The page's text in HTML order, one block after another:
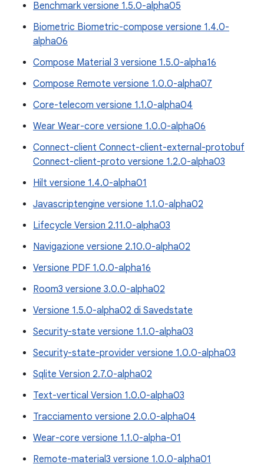
Benchmark versione 1.5.0-alpha05
Biometric Biometric-compose versione 1.4.0-
alpha06
Compose Material 3 versione 1.5.0-alpha16
Compose Remote versione 1.0.0-alpha07
Core-telecom versione 1.1.0-alpha04
Wear Wear-core versione 1.0.0-alpha06
Connect-client Connect-client-external-protobuf
Connect-client-proto versione 1.2.0-alpha03
Hilt versione 1.4.0-alpha01
Javascriptengine versione 1.1.0-alpha02
Lifecycle Version 2.11.0-alpha03
Navigazione versione 2.10.0-alpha02
Versione PDF 1.0.0-alpha16
Room3 versione 3.0.0-alpha02
Versione 1.5.0-alpha02 di Savedstate
Security-state versione 1.1.0-alpha03
Security-state-provider versione 1.0.0-alpha03
Sqlite Version 2.7.0-alpha02
Text-vertical Version 1.0.0-alpha03
Tracciamento versione 2.0.0-alpha04
Wear-core versione 1.1.0-alpha-01
Remote-material3 versione 1.0.0-alpha01